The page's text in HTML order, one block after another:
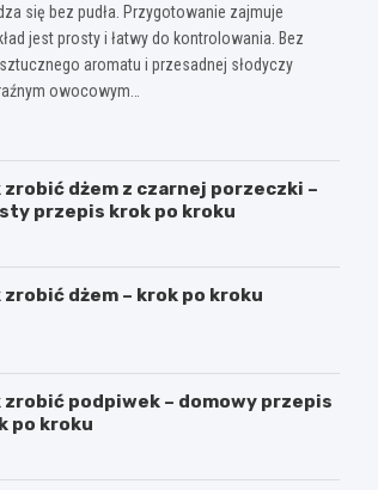
się bez pudła. Przygotowanie zajmuje
jest prosty i łatwy do kontrolowania. Bez
aromatu i przesadnej słodyczy
owocowym…
zrobić dżem z czarnej porzeczki –
przepis krok po kroku
zrobić dżem – krok po kroku
zrobić podpiwek – domowy przepis
po kroku